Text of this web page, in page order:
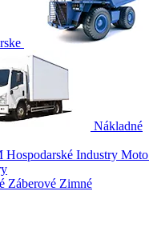
Nákladné
Hospodarské Industry Moto
Záberové Zimné